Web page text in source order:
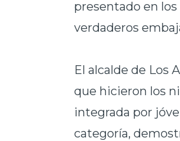
presentado en
verdaderos
El alcalde de Los
que hicieron los
integrada por
categoría,